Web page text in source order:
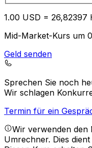
1.00 USD = 26,82397
Mid-Market-Kurs um
Geld senden
Sprechen Sie noch
Wir schlagen
Termin für ein
Wir verwenden
Umrechner. Dies